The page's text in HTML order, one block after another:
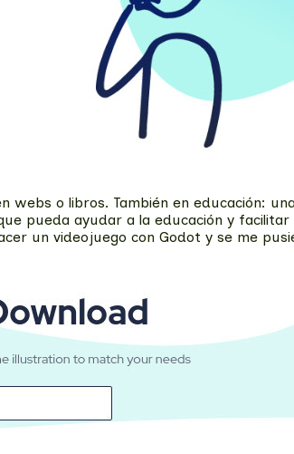
webs o libros. También en educación:
pueda ayudar a la educación y
un videojuego con Godot y se me